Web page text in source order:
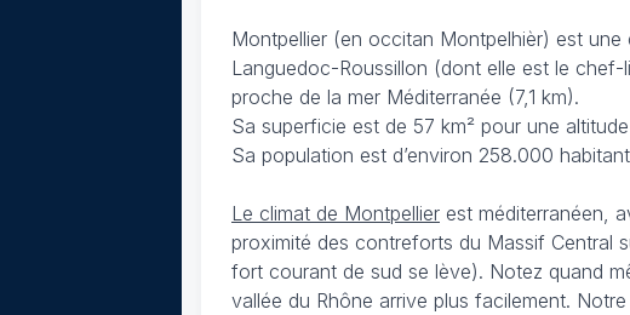
Montpellier (en occitan Montpelhièr) est
Languedoc-Roussillon (dont elle est le
proche de la mer Méditerranée (7,1 km).
Sa superficie est de 57 km² pour une
Sa population est d’environ 258.000
Le climat de Montpellier est méditerranéen,
proximité des contreforts du Massif Central
fort courant de sud se lève). Notez quand
vallée du Rhône arrive plus facilement.